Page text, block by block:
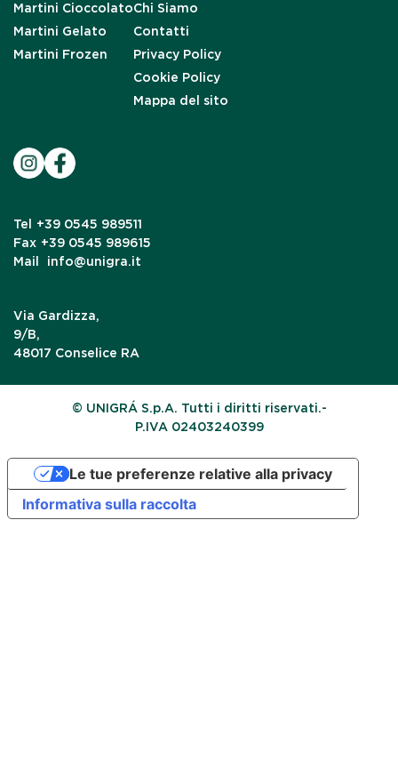
Martini Cioccolato
Martini Gelato
Martini Frozen
Chi Siamo
Contatti
Privacy Policy
Cookie Policy
Mappa del sito
Tel
+39 0545 989511
Fax +39 0545 989615
Mail
info@unigra.it
Via Gardizza,
9/B,
48017 Conselice RA
© UNIGRÁ S.p.A. Tutti i diritti riservati.-
P.IVA 02403240399
Informativa sulla raccolta
Le tue preferenze relative alla privacy